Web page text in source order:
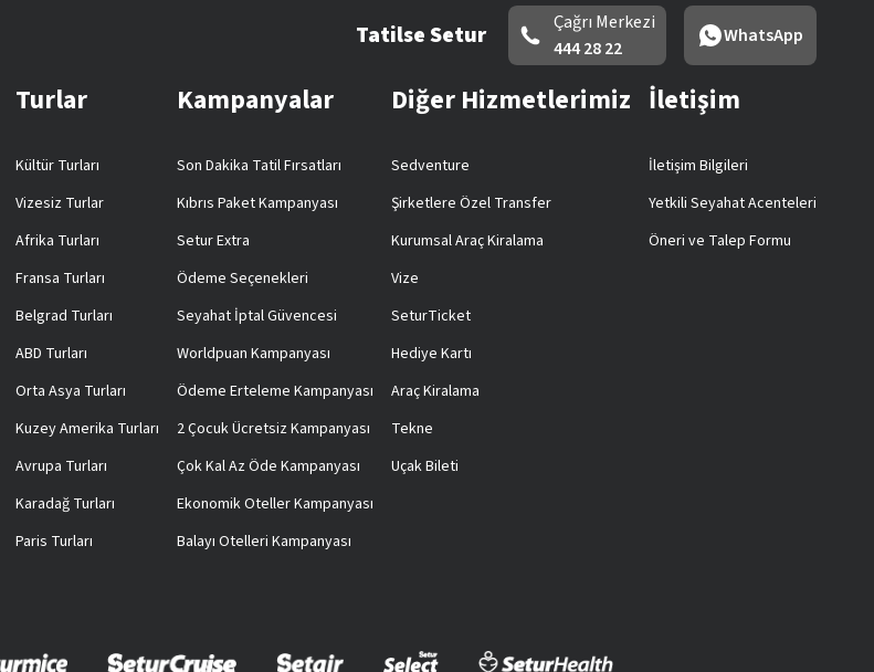
Tatilse Setur
Çağrı Merkezi
444 28 22
WhatsApp
Turlar
Kültür Turları
Vizesiz Turlar
Afrika Turları
Fransa Turları
Belgrad Turları
ABD Turları
Orta Asya Turları
Kuzey Amerika Turları
Avrupa Turları
Karadağ Turları
Paris Turları
Kampanyalar
Son Dakika Tatil Fırsatları
Kıbrıs Paket Kampanyası
Setur Extra
Ödeme Seçenekleri
Seyahat İptal Güvencesi
Worldpuan Kampanyası
Ödeme Erteleme Kampanyası
2 Çocuk Ücretsiz Kampanyası
Çok Kal Az Öde Kampanyası
Ekonomik Oteller Kampanyası
Balayı Otelleri Kampanyası
Diğer Hizmetlerimiz
Sedventure
Şirketlere Özel Transfer
Kurumsal Araç Kiralama
Vize
SeturTicket
Hediye Kartı
Araç Kiralama
Tekne
Uçak Bileti
İletişim
İletişim Bilgileri
Yetkili Seyahat Acenteleri
Öneri ve Talep Formu